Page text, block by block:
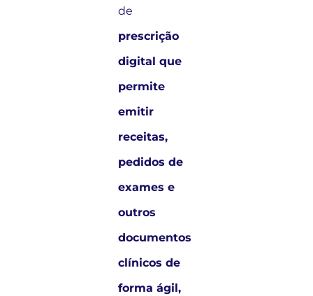
de
prescrição
digital que
permite
emitir
receitas,
pedidos de
exames e
outros
documentos
clínicos de
forma ágil,